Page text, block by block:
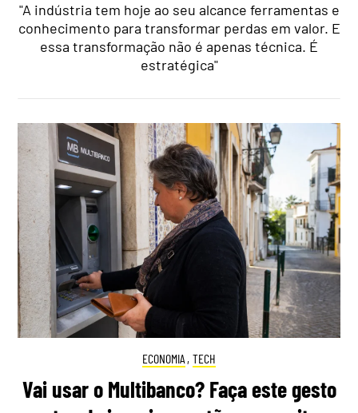
"A indústria tem hoje ao seu alcance ferramentas e
conhecimento para transformar perdas em valor. E
essa transformação não é apenas técnica. É
estratégica"
ECONOMIA , TECH
Vai usar o Multibanco? Faça este gesto